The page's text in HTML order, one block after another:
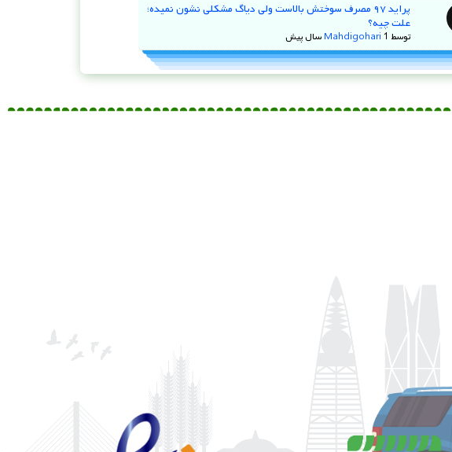
پراید ۹۷ مصرف سوختش بالاست ولی دیاگ مشکلی نشون نمیده؛
علت چیه؟
توسط Mahdigohari 1 سال پیش